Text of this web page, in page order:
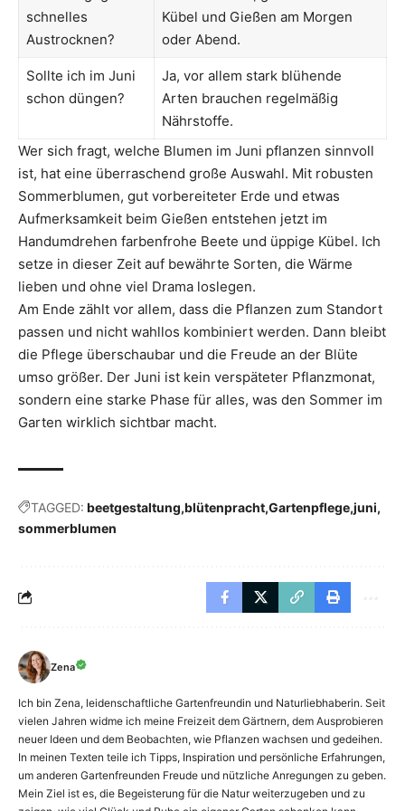
schnelles
Austrocknen?
Kübel und Gießen am Morgen
oder Abend.
Sollte ich im Juni
schon düngen?
Ja, vor allem stark blühende
Arten brauchen regelmäßig
Nährstoffe.
Wer sich fragt, welche Blumen im Juni pflanzen sinnvoll
ist, hat eine überraschend große Auswahl. Mit robusten
Sommerblumen, gut vorbereiteter Erde und etwas
Aufmerksamkeit beim Gießen entstehen jetzt im
Handumdrehen farbenfrohe Beete und üppige Kübel. Ich
setze in dieser Zeit auf bewährte Sorten, die Wärme
lieben und ohne viel Drama loslegen.
Am Ende zählt vor allem, dass die Pflanzen zum Standort
passen und nicht wahllos kombiniert werden. Dann bleibt
die Pflege überschaubar und die Freude an der Blüte
umso größer. Der Juni ist kein verspäteter Pflanzmonat,
sondern eine starke Phase für alles, was den Sommer im
Garten wirklich sichtbar macht.
TAGGED: beetgestaltung blütenpracht Gartenpflege juni
sommerblumen
Zena
Ich bin Zena, leidenschaftliche Gartenfreundin und Naturliebhaberin. Seit
vielen Jahren widme ich meine Freizeit dem Gärtnern, dem Ausprobieren
neuer Ideen und dem Beobachten, wie Pflanzen wachsen und gedeihen.
In meinen Texten teile ich Tipps, Inspiration und persönliche Erfahrungen,
um anderen Gartenfreunden Freude und nützliche Anregungen zu geben.
Mein Ziel ist es, die Begeisterung für die Natur weiterzugeben und zu